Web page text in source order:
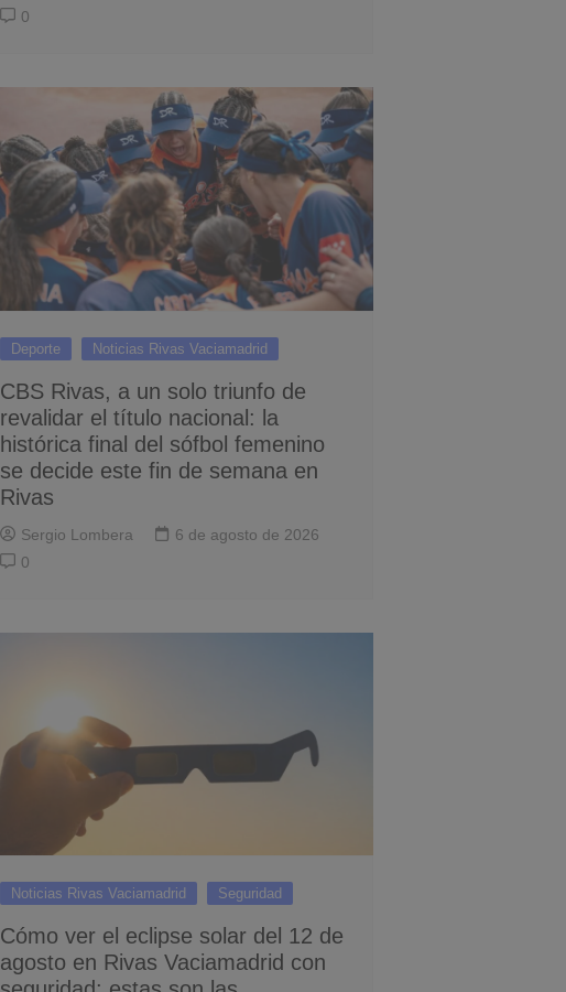
0
Deporte Noticias Rivas Vaciamadrid
CBS Rivas, a un solo triunfo de
revalidar el título nacional: la
histórica final del sófbol femenino
se decide este fin de semana en
Rivas
Sergio Lombera
6 de agosto de 2026
0
Noticias Rivas Vaciamadrid Seguridad
Cómo ver el eclipse solar del 12 de
agosto en Rivas Vaciamadrid con